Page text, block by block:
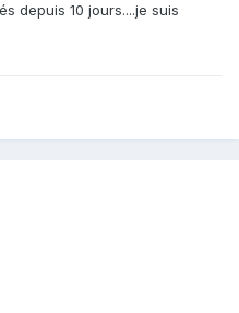
depuis 10 jours....je suis